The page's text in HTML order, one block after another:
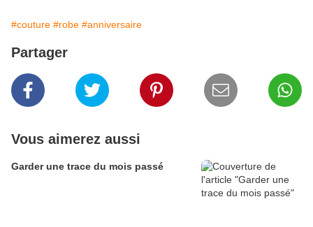
#couture #robe #anniversaire
Partager
Vous aimerez aussi
Garder une trace du mois passé